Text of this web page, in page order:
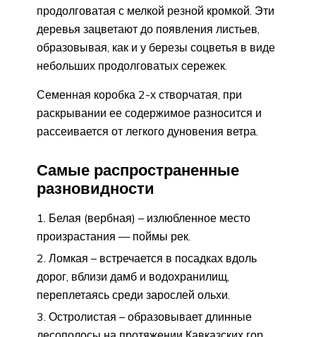
продолговатая с мелкой резной кромкой. Эти
деревья зацветают до появления листьев,
образовывая, как и у березы соцветья в виде
небольших продолговатых сережек.
Семенная коробка 2-х створчатая, при
раскрывании ее содержимое разносится и
рассеивается от легкого дуновения ветра.
Самые распространенные
разновидности
Белая (вербная) – излюбленное место
произрастания — поймы рек.
Ломкая – встречается в посадках вдоль
дорог, вблизи дамб и водохранилищ,
переплетаясь среди зарослей ольхи.
Остролистая – образовывает длинные